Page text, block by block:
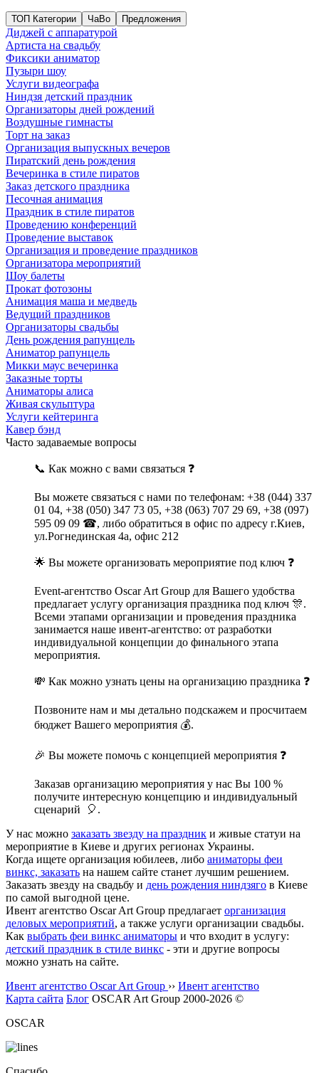
ТОП Категории ЧаВо Предложения
Диджей с аппаратурой
Артиста на свадьбу
Фиксики аниматор
Пузыри шоу
Услуги видеографа
Ниндзя детский праздник
Организаторы дней рождений
Воздушные гимнасты
Торт на заказ
Организация выпускных вечеров
Пиратский день рождения
Вечеринка в стиле пиратов
Заказ детского праздника
Песочная анимация
Праздник в стиле пиратов
Проведению конференций
Проведение выставок
Организация и проведение праздников
Организатора мероприятий
Шоу балеты
Прокат фотозоны
Анимация маша и медведь
Ведущий праздников
Организаторы свадьбы
День рождения рапунцель
Аниматор рапунцель
Микки маус вечеринка
Заказные торты
Аниматоры алиса
Живая скульптура
Услуги кейтеринга
Кавер бэнд
Часто задаваемые вопросы
📞 Как можно с вами связаться ❓
Вы можете связаться с нами по телефонам: +38 (044) 337
01 04, +38 (050) 347 73 05, +38 (063) 707 29 69, +38 (097)
595 09 09 ☎, либо обратиться в офис по адресу г.Киев,
ул.Рогнединская 4а, офис 212
🌟 Вы можете организовать мероприятие под ключ ❓
Еvent-агентство Оscar Art Group для Вашего удобства
предлагает услугу организация праздника под ключ 🎊.
Всеми этапами организации и проведения праздника
занимается наше ивент-агентство: от разработки
индивидуальной концепции до финального этапа
мероприятия.
💸 Как можно узнать цены на организацию праздника ❓
Позвоните нам и мы детально подскажем и просчитаем
бюджет Вашего мероприятия 💰.
🎉 Вы можете помочь с концепцией мероприятия ❓
Заказав организацию мероприятия у нас Вы 100 %
получите интересную концепцию и индивидуальный
сценарий 🎈.
У нас можно заказать звезду на праздник и живые статуи на
мероприятие в Киеве и других регионах Украины.
Когда ищете организация юбилеев, либо аниматоры феи
винкс, заказать на нашем сайте станет лучшим решением.
Заказать звезду на свадьбу и день рождения ниндзяго в Киеве
по самой выгодной цене.
Ивент агентство Оscar Art Group предлагает организация
деловых мероприятий, а также услуги организации свадьбы.
Как выбрать феи винкс аниматоры и что входит в услугу:
детский праздник в стиле винкс - эти и другие вопросы
можно узнать на сайте.
Ивент агентство Оscar Art Group ›› Ивент агентство
Карта сайта Блог OSCAR Art Group 2000-2026 ©
OSCAR